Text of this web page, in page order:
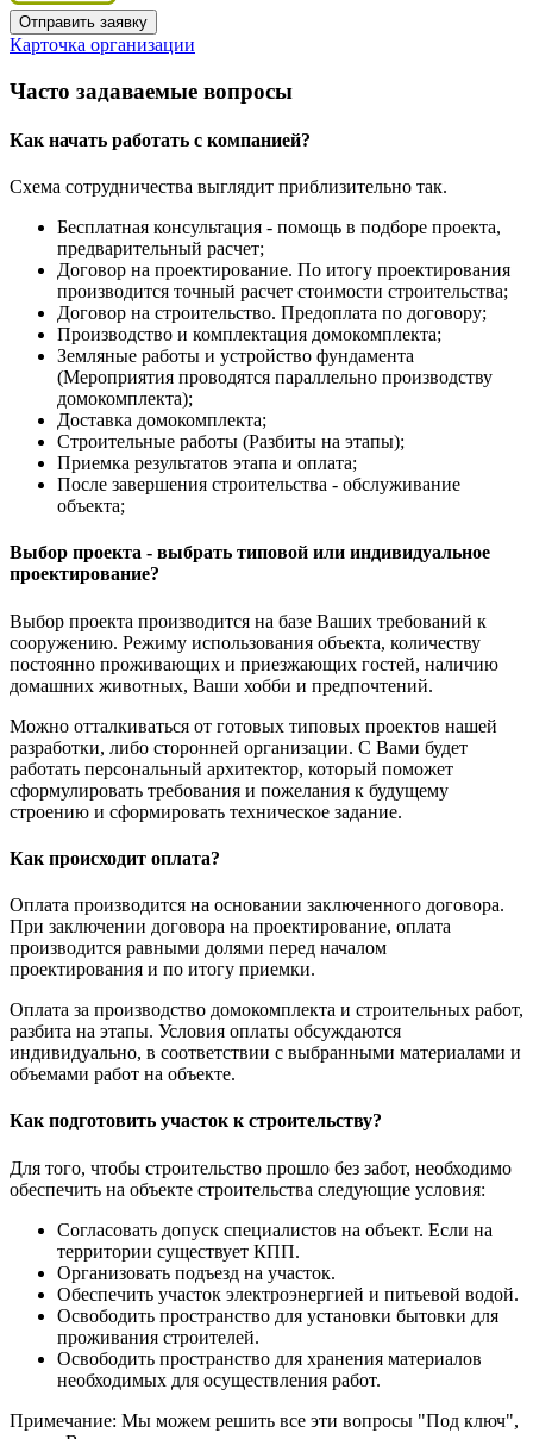
Отправить заявку
Карточка организации
Часто задаваемые вопросы
Как начать работать с компанией?
Схема сотрудничества выглядит приблизительно так.
Бесплатная консультация - помощь в подборе проекта,
предварительный расчет;
Договор на проектирование. По итогу проектирования
производится точный расчет стоимости строительства;
Договор на строительство. Предоплата по договору;
Производство и комплектация домокомплекта;
Земляные работы и устройство фундамента
(Мероприятия проводятся параллельно производству
домокомплекта);
Доставка домокомплекта;
Строительные работы (Разбиты на этапы);
Приемка результатов этапа и оплата;
После завершения строительства - обслуживание
объекта;
Выбор проекта - выбрать типовой или индивидуальное
проектирование?
Выбор проекта производится на базе Ваших требований к
сооружению. Режиму использования объекта, количеству
постоянно проживающих и приезжающих гостей, наличию
домашних животных, Ваши хобби и предпочтений.
Можно отталкиваться от готовых типовых проектов нашей
разработки, либо сторонней организации. С Вами будет
работать персональный архитектор, который поможет
сформулировать требования и пожелания к будущему
строению и сформировать техническое задание.
Как происходит оплата?
Оплата производится на основании заключенного договора.
При заключении договора на проектирование, оплата
производится равными долями перед началом
проектирования и по итогу приемки.
Оплата за производство домокомплекта и строительных работ,
разбита на этапы. Условия оплаты обсуждаются
индивидуально, в соответствии с выбранными материалами и
объемами работ на объекте.
Как подготовить участок к строительству?
Для того, чтобы строительство прошло без забот, необходимо
обеспечить на объекте строительства следующие условия:
Согласовать допуск специалистов на объект. Если на
территории существует КПП.
Организовать подъезд на участок.
Обеспечить участок электроэнергией и питьевой водой.
Освободить пространство для установки бытовки для
проживания строителей.
Освободить пространство для хранения материалов
необходимых для осуществления работ.
Примечание: Мы можем решить все эти вопросы "Под ключ",